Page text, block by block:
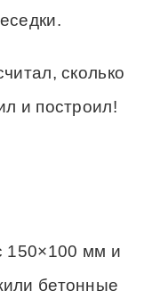
сколько
и построил!
150×100 мм и
бетонные